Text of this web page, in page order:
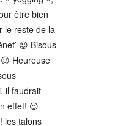
être bien
le reste de la
😉 Bisous
Heureuse
il faudrait
effet! 😉
les talons